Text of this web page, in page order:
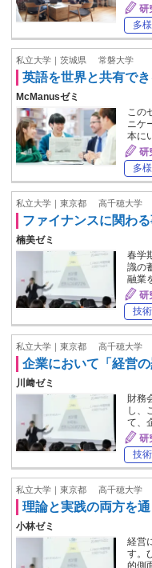
研
多
私立大学｜茨城県 常磐大学
英語を世界と共有で
McManusゼミ
この
ニケ
本に
研
多
私立大学｜東京都 高千穂大学
ファイナンスに関わ
楠美ゼミ
春学
識の
融業
研
技
私立大学｜東京都 高千穂大学
企業において「経営
川﨑ゼミ
財務
し、
て、
研
技
私立大学｜東京都 高千穂大学
理論と実践の両方を
小林ゼミ
経営
す。
的側